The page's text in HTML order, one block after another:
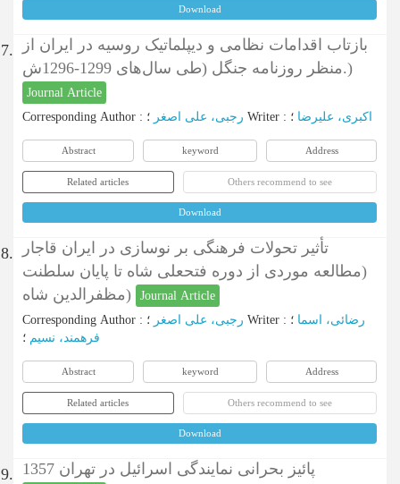
Download
7.
بازتاب اقدامات نظامی و دیپلماتیک روسیه در ایران از
منظر روزنامه جنگل (طی سال‌های 1299-1296ش.)
Journal Article
Corresponding Author : رجبی، علی اصغر Writer : اکبری، علیرضا ؛
Abstract keyword Address
Related articles Others recommend to see
Download
8.
تأثیر تحولات فرهنگی بر نوسازی در ایران قاجار
(مطالعه موردی از دوره فتحعلی شاه تا پایان سلطنت
مظفرالدین شاه)
Journal Article
Corresponding Author : رجبی، علی اصغر Writer : رضائی، اسما ؛
فرهمند، نسیم ؛
Abstract keyword Address
Related articles Others recommend to see
Download
9. پائیز بحرانی نمایندگی اسرائیل در تهران 1357